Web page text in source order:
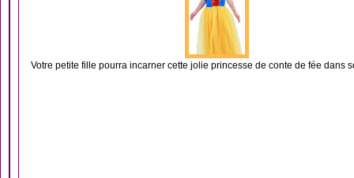
Votre petite fille pourra incarner cette jolie princesse de conte de fée dans